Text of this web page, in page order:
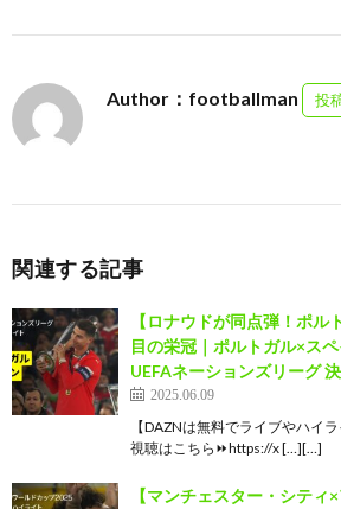
Author：footballman 投
関連する記事
【ロナウドが同点弾！ポ
目の栄冠｜ポルトガル×スペ
UEFAネーションズリーグ
2025.06.09
【DAZNは無料でライブやハイ
視聴はこちら⏩️https://x […][…]
【マンチェスター・シティ